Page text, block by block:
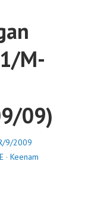
M-
09)
9/2009
· Keenam